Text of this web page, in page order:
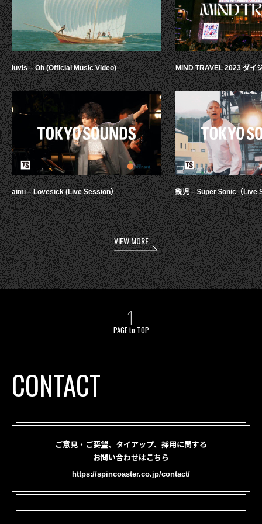
luvis – Oh (Official Music Video)
aimi – Lovesick (Live Session）
MIND TRAVEL 2023 ダイ
鋭児 – $uper $onic（Live
VIEW MORE
PAGE to TOP
CONTACT
ご意見・ご要望、タイアップ、採用に関する
お問い合わせはこちら
https://spincoaster.co.jp/contact/